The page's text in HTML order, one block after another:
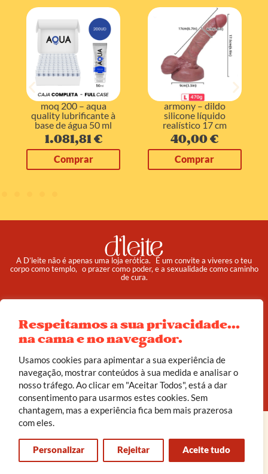
Respeitamos a sua privacidade...
na cama e no navegador.
Usamos cookies para apimentar a sua experiência de
navegação, mostrar conteúdos à sua medida e analisar o
nosso tráfego. Ao clicar em "Aceitar Todos", está a dar
consentimento para usarmos estes cookies. Sem
chantagem, mas a experiência fica bem mais prazerosa
com eles.
Personalizar Rejeitar Aceite tudo
moq 200 – aqua
quality lubrificante à
base de água 50 ml
1.081,81€
Comprar
armony – dildo
silicone líquido
realístico 17 cm
40,00€
Comprar
A D’leite não é apenas uma loja erótica. É um convite a viveres o teu
corpo como templo, o prazer como poder, e a sexualidade como caminho
de cura.
Reembolso e Devoluções
Termos e Condições
Sobre
Política de Privacidade
© 2025 d’leite. Todos os direitos reservados.
João Corrêa